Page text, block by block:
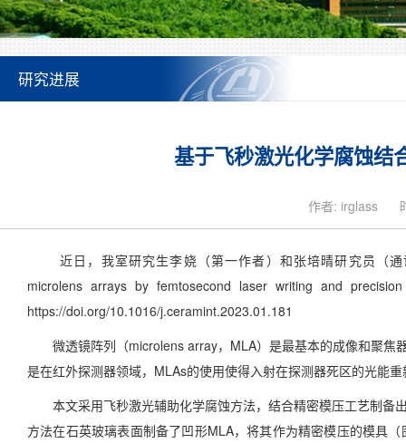
研究进展
基于飞秒激光化学腐蚀结
作者: irglass
近日，我室研究生李娆（第一作者）和张培晴研究员（通
microlens arrays by femtosecond laser writing and
https://doi.org/10.1016/j.ceramint.2023.01.181
微透镜阵列（microlens array，MLA）是最基本的成像和聚焦
是在红外探测器领域，MLAs的使用使得入射在探测器死区的光能
本文采用飞秒激光辅助化学腐蚀方法，结合精密模压工艺制备
方法在石英玻璃表面制备了凹形MLA，将其作为精密模压的模具